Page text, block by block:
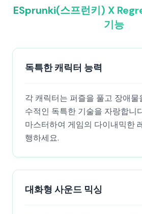
ESprunki(스프런키) X
기능
독특한 캐릭터 능력
각 캐릭터는 퍼즐을 풀고 장애물
수적인 독특한 기술을 자랑합니
마스터하여 게임의 다이내믹한
행하세요.
대화형 사운드 믹싱